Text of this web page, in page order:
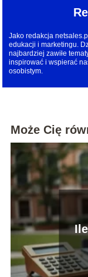
Jako redakcja
edukacji i marketingu.
najbardziej zawiłe
inspirować i wspierać
osobistym.
Może Cię